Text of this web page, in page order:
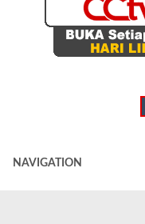
NAVIGATION